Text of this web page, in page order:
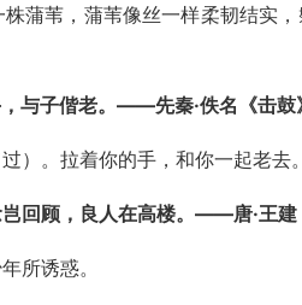
蒲苇，蒲苇像丝一样柔韧结实
与子偕老。——先秦·佚名《击鼓
）。拉着你的手，和你一起老去。
回顾，良人在高楼。——唐·王建
所诱惑。